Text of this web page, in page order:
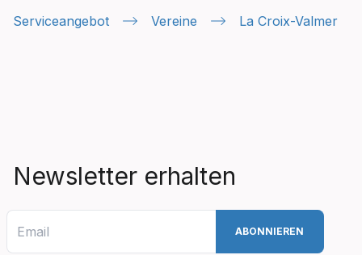
Serviceangebot Vereine La Croix-Valmer
Newsletter erhalten